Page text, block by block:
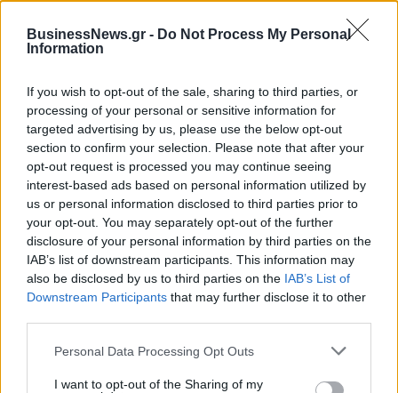
BusinessNews.gr - Do Not Process My Personal
Information
If you wish to opt-out of the sale, sharing to third parties, or
processing of your personal or sensitive information for
targeted advertising by us, please use the below opt-out
section to confirm your selection. Please note that after your
opt-out request is processed you may continue seeing
interest-based ads based on personal information utilized by
us or personal information disclosed to third parties prior to
your opt-out. You may separately opt-out of the further
disclosure of your personal information by third parties on the
IAB’s list of downstream participants. This information may
also be disclosed by us to third parties on the IAB’s List of
Downstream Participants that may further disclose it to other
Personal Data Processing Opt Outs
I want to opt-out of the Sharing of my
ESG Report 2025: Πώς η ΑΒ Βασιλόπουλος μετατρέπει τη
Stoiximan: «Πού ήσουν;» στις μεγάλες στιγμές του Ολυμπιακού
ΠΕΡΙΣΣΌΤΕΡΑ ΣΕ ΑΥΤΉ ΤΗΝ ΚΑΤΗΓΟΡΊΑ